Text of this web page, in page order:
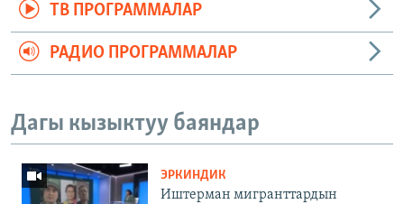
ТВ ПРОГРАММАЛАР
РАДИО ПРОГРАММАЛАР
Дагы кызыктуу баяндар
ЭРКИНДИК
Иштерман мигранттардын